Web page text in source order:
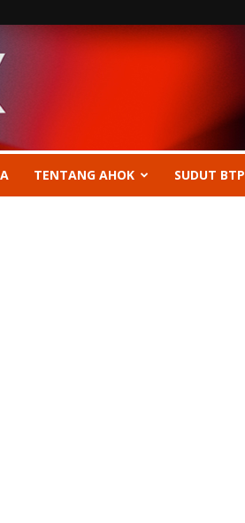
TENTANG AHOK SUDUT BTP